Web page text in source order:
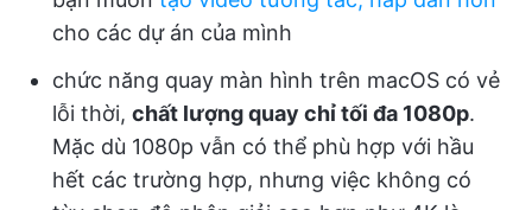
cho các dự án của mình
chức năng quay màn hình trên macOS có vẻ
lỗi thời, chất lượng quay chỉ tối đa 1080p.
Mặc dù 1080p vẫn có thể phù hợp với hầu
hết các trường hợp, nhưng việc không có